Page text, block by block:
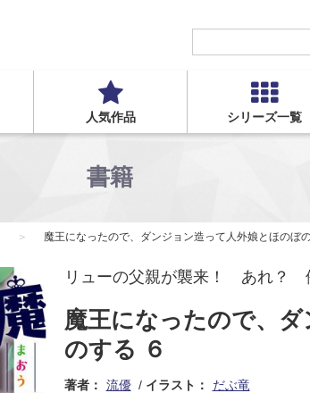
人気作品 シリーズ一覧
書籍
魔王になったので、ダンジョン造って人外娘とほのぼ
リューの父親が襲来！ あれ？
魔王になったので、
のする ６
著者： 流優 イラスト： だぶ竜